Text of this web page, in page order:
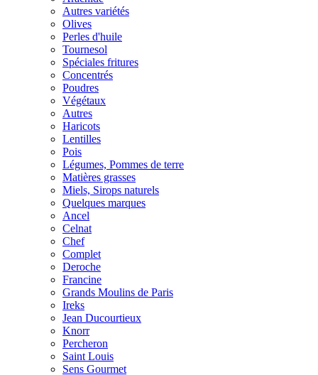
Autres variétés
Olives
Perles d'huile
Tournesol
Spéciales fritures
Concentrés
Poudres
Végétaux
Autres
Haricots
Lentilles
Pois
Légumes, Pommes de terre
Matières grasses
Miels, Sirops naturels
Quelques marques
Ancel
Celnat
Chef
Complet
Deroche
Francine
Grands Moulins de Paris
Ireks
Jean Ducourtieux
Knorr
Percheron
Saint Louis
Sens Gourmet